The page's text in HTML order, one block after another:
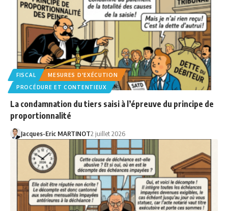
FISCAL
MESURES D'EXÉCUTION
PROCÉDURE ET CONTENTIEUX
La condamnation du tiers saisi à l’épreuve du principe de
proportionnalité
Jacques-Eric MARTINOT2 juillet 2026